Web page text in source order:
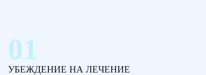
УБЕЖДЕНИЕ НА ЛЕЧЕНИЕ